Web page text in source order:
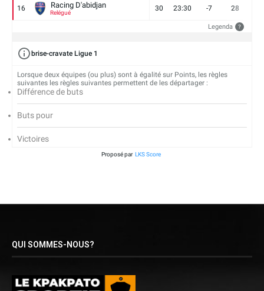
16 Racing D'abidjan
Relégué
30 23:30 -7 28
Legenda ?
brise-cravate Ligue 1
Lorsque deux équipes (ou plus) sont à égalité sur Points, les règles
suivantes les règles suivantes permettent de les départager :
Différence de buts
Buts pour
Victoires
Proposé par LKS Score
QUI SOMMES-NOUS?